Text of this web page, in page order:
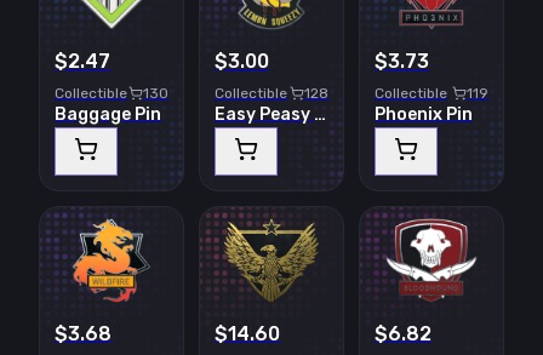
$2.47
Collectible 130
Baggage Pin
$3.00
Collectible 128
Easy Peasy Pin
$3.73
Collectible 119
Phoenix Pin
$3.68 $14.60 $6.82